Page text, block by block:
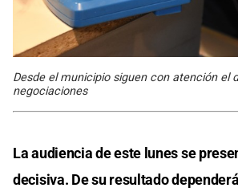
Desde el municipio siguen con atención el
negociaciones
La audiencia de este lunes se
decisiva. De su resultado